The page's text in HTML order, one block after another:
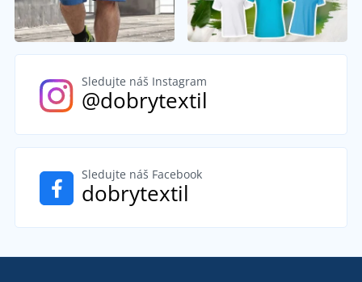
Sledujte náš Instagram
@dobrytextil
Sledujte náš Facebook
dobrytextil